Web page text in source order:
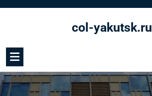
col-yakutsk.ru